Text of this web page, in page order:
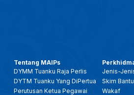
Tentang MAIPs
DYMM Tuanku Raja Perlis
DYTM Tuanku Yang DiPertua
Perutusan Ketua Pegawai
Jenis-
Skim
Wakaf